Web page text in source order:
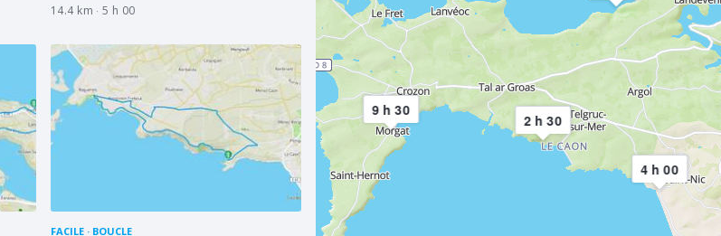
14.4 km 5 h 00
FACILE BOUCLE
4 h 00
2 h 30
9 h 30